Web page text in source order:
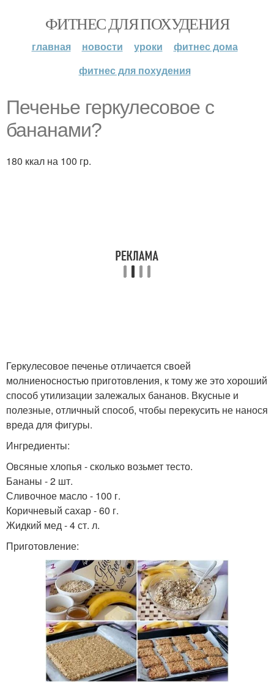
ФИТНЕС ДЛЯ ПОХУДЕНИЯ
главная новости уроки
фитнес дома
фитнес для похудения
Печенье геркулесовое с
бананами?
180 ккал на 100 гр.
Геркулесовое печенье отличается своей
молниеносностью приготовления, к тому же это хороший
способ утилизации залежалых бананов. Вкусные и
полезные, отличный способ, чтобы перекусить не нанося
вреда для фигуры.
Ингредиенты:
Овсяные хлопья - сколько возьмет тесто.
Бананы - 2 шт.
Сливочное масло - 100 г.
Коричневый сахар - 60 г.
Жидкий мед - 4 ст. л.
Приготовление: